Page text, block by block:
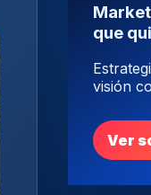
que
visión
Ver